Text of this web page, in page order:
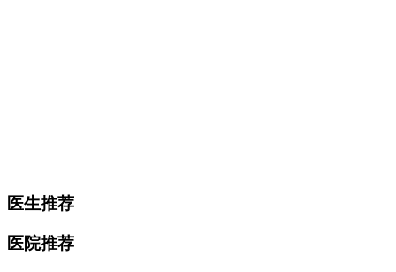
医生推荐
医院推荐